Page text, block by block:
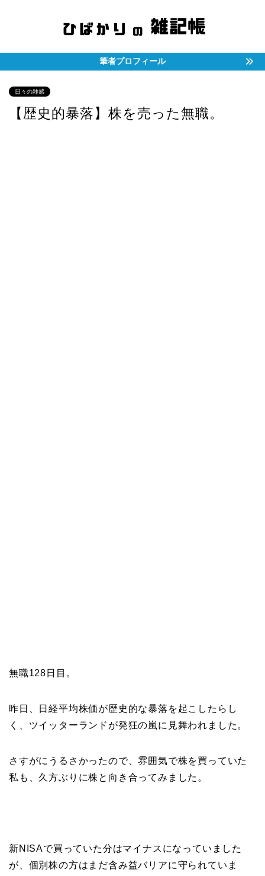
筆者プロフィール
日々の雑感
【歴史的暴落】株を売った無職。
無職128日目。
昨日、日経平均株価が歴史的な暴落を起こしたらし
く、ツイッターランドが発狂の嵐に見舞われました。
さすがにうるさかったので、雰囲気で株を買っていた
私も、久方ぶりに株と向き合ってみました。
新NISAで買っていた分はマイナスになっていました
が、個別株の方はまだ含み益バリアに守られていま